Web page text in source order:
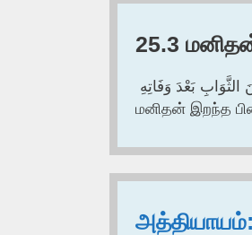
25.3
بَعْدَ وَفَاتِهِ
மனிதன் இறந்த